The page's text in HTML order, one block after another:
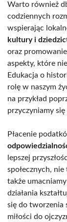
Warto również
codziennych
wspierając
kultury i
oraz
aspekty, które
Edukacja o
rolę w naszym
na przykład
przyczyniamy
Płacenie
lepszej
społecznych,
także
działania
się do tworzenia
miłości do